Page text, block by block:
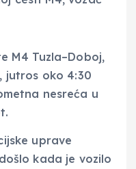
M4 Tuzla–Doboj,
jutros oko 4:30
nesreća u
uprave
kada je vozilo